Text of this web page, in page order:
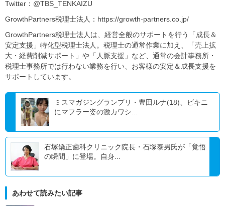
Twitter：@TBS_TENKAIZU
GrowthPartners税理士法人：https://growth-partners.co.jp/
GrowthPartners税理士法人は、経営全般のサポートを行う「成長＆
安定支援」特化型税理士法人。税理士の通常作業に加え、「売上拡
大・経費削減サポート」や「人脈支援」など、通常の会計事務所・
税理士事務所では行わない業務を行い、お客様の安定＆成長支援を
サポートしています。
ミスマガジングランプリ・豊田ルナ(18)、ビキニ
にマフラー姿の激カワシ...
石塚矯正歯科クリニック院長・石塚泰男氏が「覚悟
の瞬間」に登場。自身...
あわせて読みたい記事